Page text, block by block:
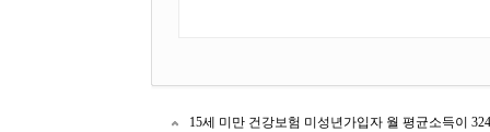
15세 미만 건강보험 미성년가입자 월 평균소득이